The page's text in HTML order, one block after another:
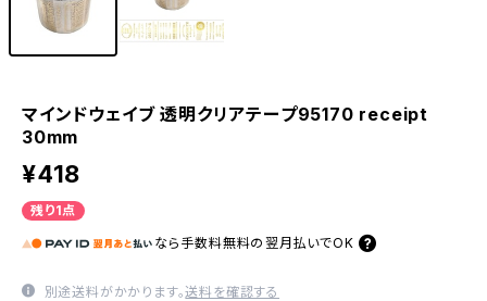
マインドウェイブ 透明クリアテープ95170 receipt
30mm
¥418
残り1点
なら 手数料無料の 翌月払いでOK
別途送料がかかります。送料を確認する